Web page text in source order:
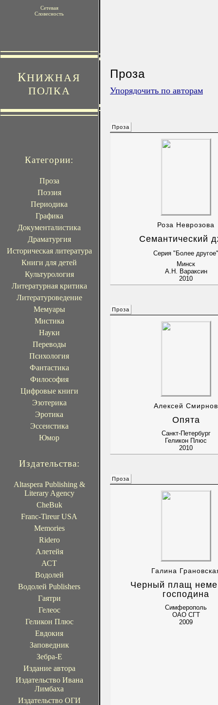
Сетевая
Словесность
КНИЖНАЯ
ПОЛКА
Категории:
Проза
Поэзия
Периодика
Графика
Документалистика
Драматургия
Историческая литература
Книги для детей
Культурология
Литературная критика
Литературоведение
Мемуары
Мистика
Науки
Переводы
Психология
Фантастика
Философия
Цифровые книги
Эзотерика
Эротика
Эссеистика
Юмор
Издательства:
Altaspera Publishing &
Literary Agency
CheBuk
Franc-Tireur USA
Memories
Ridero
Алетейя
АСТ
Водолей
Водолей Publishers
Гаятри
Гелеос
Геликон Плюс
Евдокия
Заповедник
Зебра-Е
Издание автора
Издательство Ивана
Лимбаха
Издательство ОГИ
Проза
Упорядочить по авторам
Проза
Роза Неврозова
Семантический
Серия "Более другое"
Минск
А.Н. Вараксин
2010
Проза
Алексей Смирнов
Опята
Санкт-Петербург
Геликон Плюс
2010
Проза
Галина
Черный плащ
господина
Симферополь
ОАО СГТ
2009